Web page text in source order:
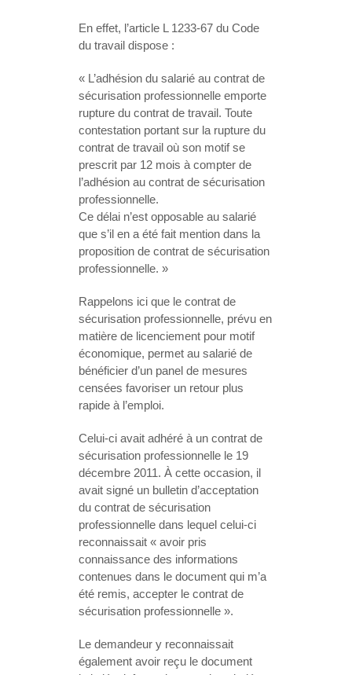
En effet, l’article L 1233-67 du Code
du travail dispose :
« L’adhésion du salarié au contrat de
sécurisation professionnelle emporte
rupture du contrat de travail. Toute
contestation portant sur la rupture du
contrat de travail où son motif se
prescrit par 12 mois à compter de
l’adhésion au contrat de sécurisation
professionnelle.
Ce délai n’est opposable au salarié
que s’il en a été fait mention dans la
proposition de contrat de sécurisation
professionnelle. »
Rappelons ici que le contrat de
sécurisation professionnelle, prévu en
matière de licenciement pour motif
économique, permet au salarié de
bénéficier d’un panel de mesures
censées favoriser un retour plus
rapide à l’emploi.
Celui-ci avait adhéré à un contrat de
sécurisation professionnelle le 19
décembre 2011. À cette occasion, il
avait signé un bulletin d’acceptation
du contrat de sécurisation
professionnelle dans lequel celui-ci
reconnaissait « avoir pris
connaissance des informations
contenues dans le document qui m’a
été remis, accepter le contrat de
sécurisation professionnelle ».
Le demandeur y reconnaissait
également avoir reçu le document